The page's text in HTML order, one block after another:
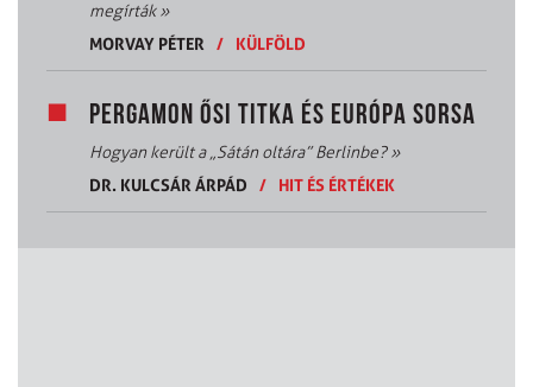
megírták»
MORVAY PÉTER
/ KÜLFÖLD
PERGAMON ŐSI TITKA ÉS EURÓPA SORSA
Hogyan került a „Sátán oltára” Berlinbe?»
DR. KULCSÁR ÁRPÁD
/ HIT ÉS ÉRTÉKEK